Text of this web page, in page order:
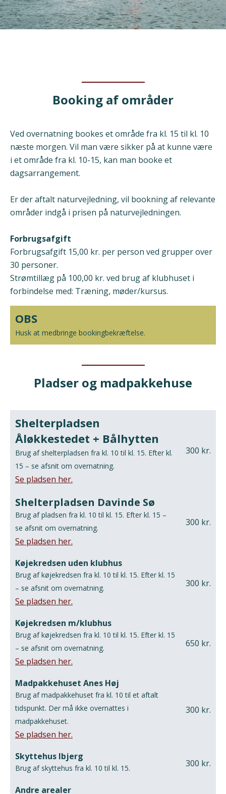
Booking af områder
Ved overnatning bookes et område fra kl. 15 til kl. 10
næste morgen. Vil man være sikker på at kunne være
i et område fra kl. 10-15, kan man booke et
dagsarrangement.
Er der aftalt naturvejledning, vil bookning af relevante
områder indgå i prisen på naturvejledningen.
Forbrugsafgift
Forbrugsafgift 15,00 kr. per person ved grupper over
30 personer.
Strømtillæg på 100,00 kr. ved brug af klubhuset i
forbindelse med: Træning, møder/kursus.
OBS
Husk at medbringe bookingbekræftelse.
Pladser og madpakkehuse
Shelterpladsen
Åløkkestedet + Bålhytten
Brug af shelterpladsen fra kl. 10 til kl. 15. Efter kl.
15 – se afsnit om overnatning.
Se pladsen her.
300 kr.
Shelterpladsen Davinde Sø
Brug af pladsen fra kl. 10 til kl. 15. Efter kl. 15 –
se afsnit om overnatning.
Se pladsen her.
300 kr.
Køjekredsen uden klubhus
Brug af køjekredsen fra kl. 10 til kl. 15. Efter kl. 15
– se afsnit om overnatning.
Se pladsen her.
300 kr.
Køjekredsen m/klubhus
Brug af køjekredsen fra kl. 10 til kl. 15. Efter kl. 15
– se afsnit om overnatning.
Se pladsen her.
650 kr.
Madpakkehuset Anes Høj
Brug af madpakkehuset fra kl. 10 til et aftalt
tidspunkt. Der må ikke overnattes i
madpakkehuset.
Se pladsen her.
300 kr.
Skyttehus Ibjerg
Brug af skyttehus fra kl. 10 til kl. 15. 300 kr.
Andre arealer